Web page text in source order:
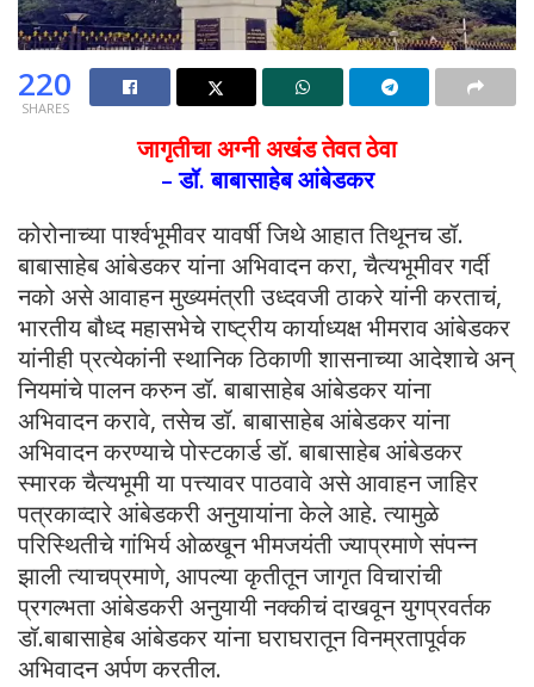
220
SHARES
जागृतीचा अग्नी अखंड तेवत ठेवा
– डॉ. बाबासाहेब आंबेडकर
कोरोनाच्या पार्श्वभूमीवर यावर्षी जिथे आहात तिथूनच डॉ.
बाबासाहेब आंबेडकर यांना अभिवादन करा, चैत्यभूमीवर गर्दी
नको असे आवाहन मुख्यमंत्राी उध्दवजी ठाकरे यांनी करताचं,
भारतीय बौध्द महासभेचे राष्ट्रीय कार्याध्यक्ष भीमराव आंबेडकर
यांनीही प्रत्येकांनी स्थानिक ठिकाणी शासनाच्या आदेशाचे अन्
नियमांचे पालन करुन डॉ. बाबासाहेब आंबेडकर यांना
अभिवादन करावे, तसेच डॉ. बाबासाहेब आंबेडकर यांना
अभिवादन करण्याचे पोस्टकार्ड डॉ. बाबासाहेब आंबेडकर
स्मारक चैत्यभूमी या पत्त्यावर पाठवावे असे आवाहन जाहिर
पत्रकाव्दारे आंबेडकरी अनुयायांना केले आहे. त्यामुळे
परिस्थितीचे गांभिर्य ओळखून भीमजयंती ज्याप्रमाणे संपन्न
झाली त्याचप्रमाणे, आपल्या कृतीतून जागृत विचारांची
प्रगल्भता आंबेडकरी अनुयायी नक्कीचं दाखवून युगप्रवर्तक
डॉ.बाबासाहेब आंबेडकर यांना घराघरातून विनम्रतापूर्वक
अभिवादन अर्पण करतील.